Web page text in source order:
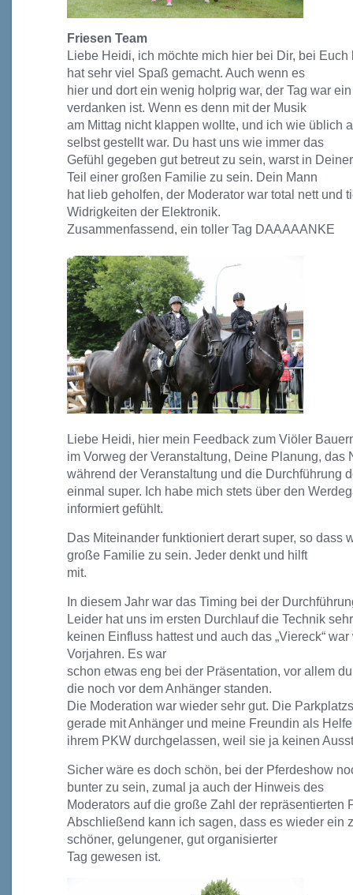
Friesen Team
Liebe Heidi, ich möchte mich hier bei Dir, bei Euch
hat sehr viel Spaß gemacht. Auch wenn es
hier und dort ein wenig holprig war, der Tag war
verdanken ist. Wenn es denn mit der Musik
am Mittag nicht klappen wollte, und ich wie üblich
selbst gestellt war. Du hast uns wie immer das
Gefühl gegeben gut betreut zu sein, warst in D
Teil einer großen Familie zu sein. Dein Mann
hat lieb geholfen, der Moderator war total nett und t
Widrigkeiten der Elektronik.
Zusammenfassend, ein toller Tag DAAAAANKE
Liebe Heidi, hier mein Feedback zum Viöler
im Vorweg der Veranstaltung, Deine Planung, das
während der Veranstaltung und die Durchführung
einmal super. Ich habe mich stets über den
informiert gefühlt.
Das Miteinander funktioniert derart super, so dass
große Familie zu sein. Jeder denkt und hilft
mit.
In diesem Jahr war das Timing bei der
Leider hat uns im ersten Durchlauf die Technik
keinen Einfluss hattest und auch das „Viereck“
Vorjahren. Es war
schon etwas eng bei der Präsentation, vor allem
die noch vor dem Anhänger standen.
Die Moderation war wieder sehr gut. Die
gerade mit Anhänger und meine Freundin als
ihrem PKW durchgelassen, weil sie ja keinen
Sicher wäre es doch schön, bei der Pferdeshow
bunter zu sein, zumal ja auch der Hinweis des
Moderators auf die große Zahl der repräsentierten
Abschließend kann ich sagen, dass es wieder ein
schöner, gelungener, gut organisierter
Tag gewesen ist.